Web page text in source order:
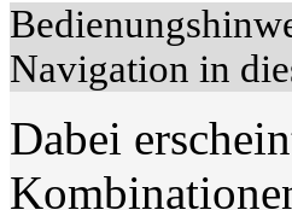
Navigation in
Dabei